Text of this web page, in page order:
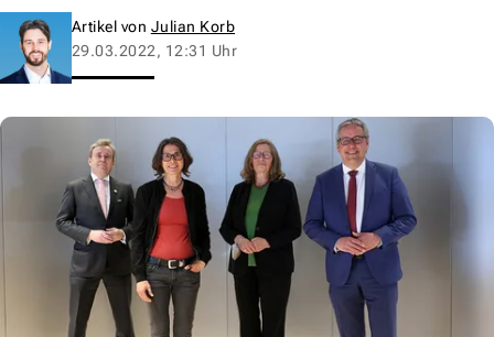
Artikel von Julian Korb
29.03.2022, 12:31 Uhr